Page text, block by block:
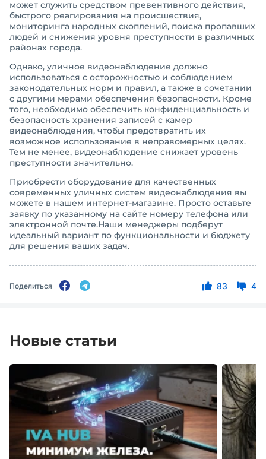
может служить средством превентивного действия,
быстрого реагирования на происшествия,
мониторинга народных скоплений, поиска пропавших
людей и снижения уровня преступности в различных
районах города.
Однако, уличное видеонаблюдение должно
использоваться с осторожностью и соблюдением
законодательных норм и правил, а также в сочетании
с другими мерами обеспечения безопасности. Кроме
того, необходимо обеспечить конфиденциальность и
безопасность хранения записей с камер
видеонаблюдения, чтобы предотвратить их
возможное использование в неправомерных целях.
Тем не менее, видеонаблюдение снижает уровень
преступности значительно.
Приобрести оборудование для качественных
современных уличных систем видеонаблюдения вы
можете в нашем интернет-магазине. Просто оставьте
заявку по указанному на сайте номеру телефона или
электронной почте.Наши менеджеры подберут
идеальный вариант по функциональности и бюджету
для решения ваших задач.
Поделиться 83 4
Новые статьи